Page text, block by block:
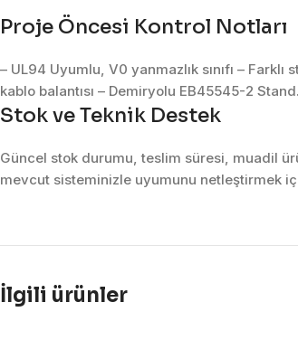
Proje Öncesi Kontrol Notları
– UL94 Uyumlu, V0 yanmazlık sınıfı –
kablo balantısı – Demiryolu EB45545-2 Stand.
Stok ve Teknik Destek
Güncel stok durumu, teslim süresi, muadil
mevcut sisteminizle uyumunu netleştirmek
İlgili ürünler